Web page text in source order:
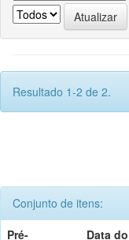
Resultado 1-2 de 2.
Conjunto de itens:
Pré-
Data do